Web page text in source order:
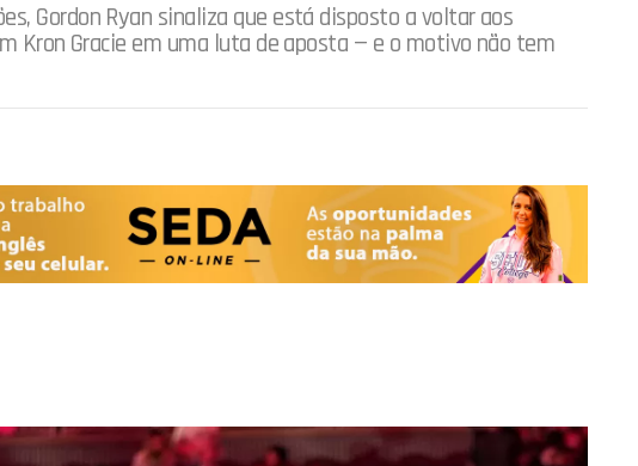
Gordon Ryan sinaliza que está disposto a voltar aos
Kron Gracie em uma luta de aposta — e o motivo não tem